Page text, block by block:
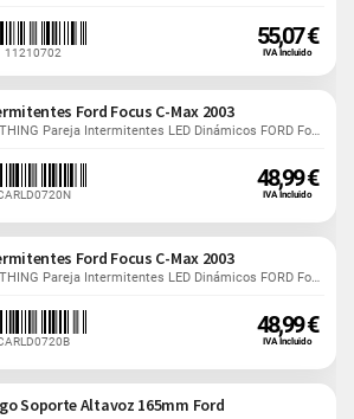
11210702
55,07 €
IVA Incluido
Ford Focus C-Max 2003
CARTHING Pareja Intermitentes LED Dinámicos FORD Focus...
48,99 €
IVA Incluido
Ford Focus C-Max 2003
CARTHING Pareja Intermitentes LED Dinámicos FORD Focus...
48,99 €
IVA Incluido
Soporte Altavoz 165mm Ford